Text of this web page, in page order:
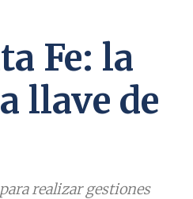
Fe: la
llave de
realizar gestiones